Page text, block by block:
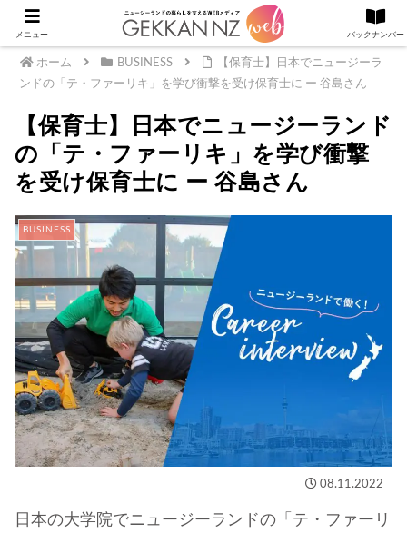
ホーム BUSINESS
【保育士】日本でニュージーラ
ンドの「テ・ファーリキ」を学び衝撃を受け保育士に ー 谷島さん
【保育士】日本でニュージーランド
の「テ・ファーリキ」を学び衝撃
を受け保育士に ー 谷島さん
BUSINESS
08.11.2022
日本の大学院でニュージーランドの「テ・ファーリ
メニュー バックナンバー